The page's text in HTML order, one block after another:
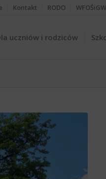
Kontakt RODO WFOŚiGW
uczniów i rodziców